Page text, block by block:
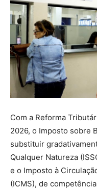
Com a Reforma
2026, o Imposto sobre
substituir
Qualquer Natureza
e o Imposto à
(ICMS), de